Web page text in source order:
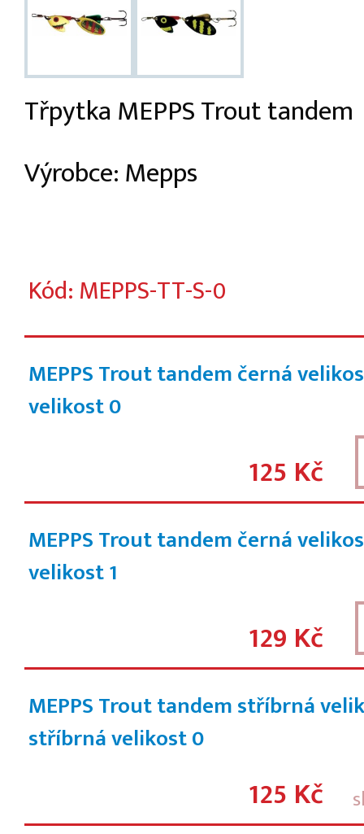
Třpytka MEPPS Trout tandem
Výrobce: Mepps
Kód: MEPPS-TT-S-0
MEPPS Trout tandem černá
velikost 0
125 Kč
MEPPS Trout tandem černá
velikost 1
129 Kč
MEPPS Trout tandem stříbrná
stříbrná velikost 0
125 Kč